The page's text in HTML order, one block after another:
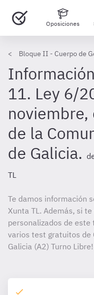
Oposiciones
Bloque II - Cuerpo de
11. Ley 6/
de la
de Galicia.
TL
Te damos información
Xunta TL. Además, si
personalizados de este
varios test gratuitos de
Galicia (A2) Turno Libre!